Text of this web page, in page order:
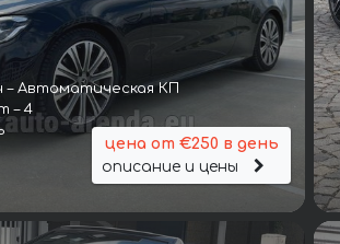
– Автоматическая КП
– 4
цена от €250 в день
описание и цены